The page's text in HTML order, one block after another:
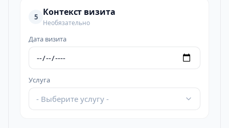
5 Контекст визита
Необязательно
Дата визита
Услуга
- Выберите услугу -